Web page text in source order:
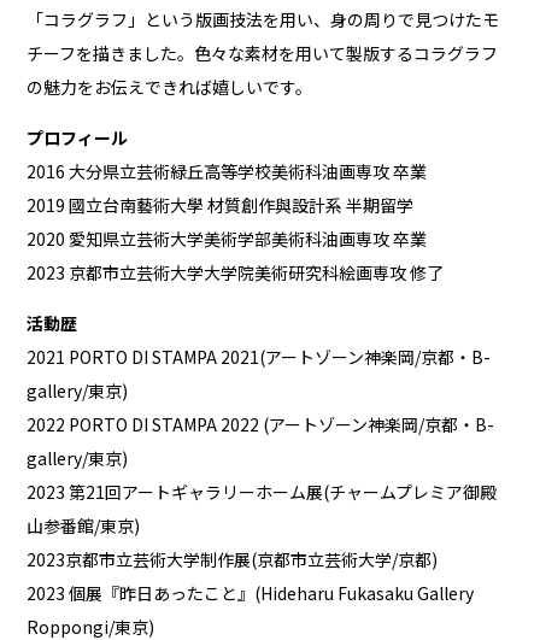
「コラグラフ」という版画技法を用い、身の周りで見つけたモ
チーフを描きました。色々な素材を用いて製版するコラグラフ
の魅力をお伝えできれば嬉しいです。​
プロフィール
2016 大分県立芸術緑丘高等学校美術科油画専攻 卒業
2019 國立台南藝術大學 材質創作與設計系 半期留学
2020 愛知県立芸術大学美術学部美術科油画専攻 卒業
2023 京都市立芸術大学大学院美術研究科絵画専攻 修了
活動歴
2021 PORTO DI STAMPA 2021(アートゾーン神楽岡/京都・B-
gallery/東京)
2022 PORTO DI STAMPA 2022 (アートゾーン神楽岡/京都・B-
gallery/東京)
2023 第21回アートギャラリーホーム展(チャームプレミア御殿
山参番館/東京)
2023京都市立芸術大学制作展(京都市立芸術大学/京都)
2023 個展『昨日あったこと』(Hideharu Fukasaku Gallery
Roppongi/東京)